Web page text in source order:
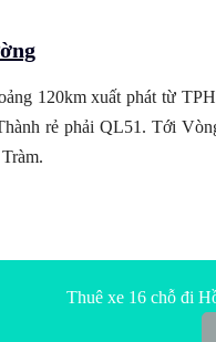
120km xuất phát từ
rẻ phải QL51. Tới
Thuê xe 16 chỗ đi